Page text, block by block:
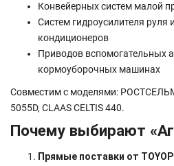
Конвейерных систем малой
Систем гидроусилителя руля
кондиционеров
Приводов вспомогательных
кормоуборочных машинах
Совместим с моделями:
5055D, CLAAS CELTIS 440.
Почему выбирают
Прямые поставки от